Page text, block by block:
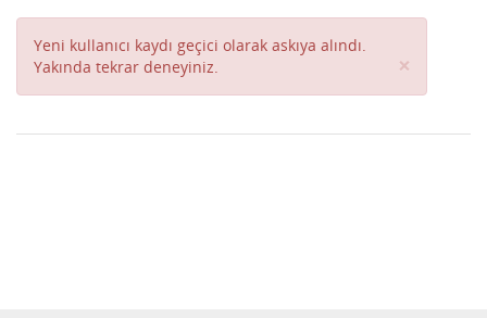
Yeni kullanıcı kaydı geçici olarak askıya alındı.
Yakında tekrar deneyiniz.
×